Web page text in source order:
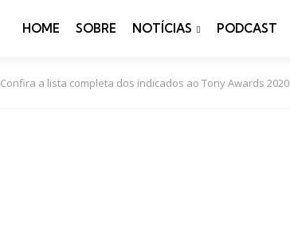
HOME SOBRE NOTÍCIAS PODCAST
Confira a lista completa dos indicados ao Tony Awards 2020